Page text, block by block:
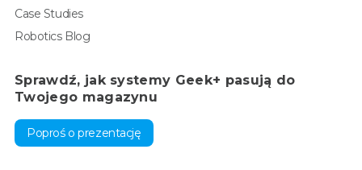
Case Studies
Robotics Blog
Sprawdź, jak systemy Geek+ pasują do
Twojego magazynu
Poproś o prezentację